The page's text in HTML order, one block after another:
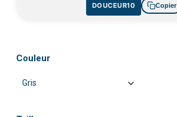
DOUCEUR10 Copier
Couleur